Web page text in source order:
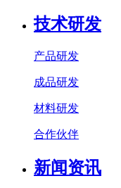
技术研发
产品研发
成品研发
材料研发
合作伙伴
新闻资讯